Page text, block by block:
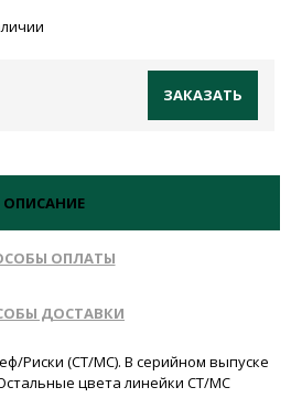
ЗАКАЗАТЬ
ОПИСАНИЕ
ОПЛАТЫ
ДОСТАВКИ
Риски (CT/МС). В серийном выпуске
цвета линейки CT/MC